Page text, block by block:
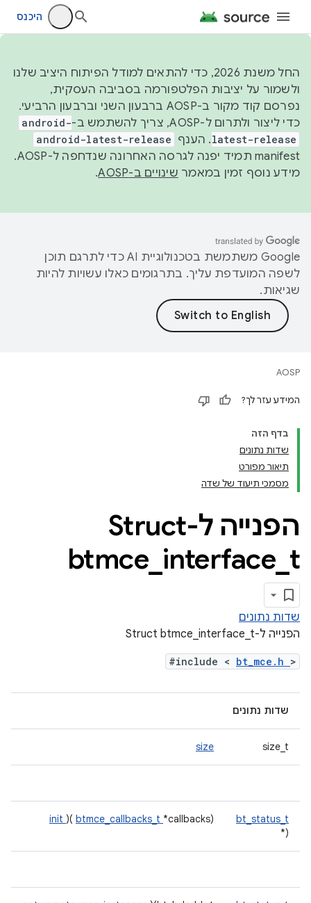
היכנס
החל משנת 2026, כדי להתאים למודל הפיתוח היציב שלנו
ולשמור על יציבות הפלטפורמה בסביבה העסקית,
נפרסם קוד מקור ב-AOSP ברבעון השני וברבעון הרביעי.
כדי ליצור ולתרום ל-AOSP, צריך להשתמש ב-
android-
latest-release. הענף android-latest-release
manifest תמיד יפנה לגרסה האחרונה שנדחפה ל-AOSP.
מידע נוסף זמין במאמר שינויים ב-AOSP .
‫Google משתמשת בטכנולוגיית AI כדי לתרגם תוכן
לשפה המועדפת עליך. בתרגומים כאלו עשויות להיות
שגיאות.
AOSP
המידע עזר לך?
בדף הזה
שדות נתונים
תיאור מפורט
מסמכי תיעוד של שדה
הפנייה ל-Struct
btmce interface t
שדות נתונים
הפנייה ל-Struct btmce_interface_t
#include < bt_mce.h >
שדות נתונים
size_t
size
bt_status_t
(*
init )( btmce_callbacks_t *callbacks)